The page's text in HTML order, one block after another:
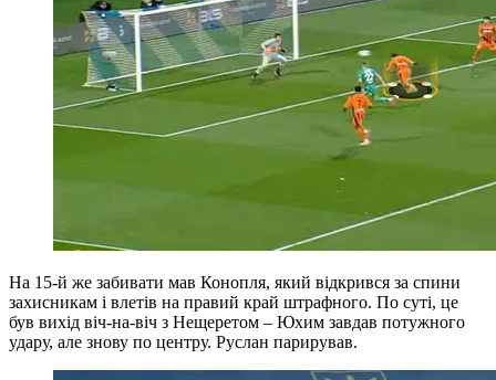
На 15-й же забивати мав Конопля, який відкрився за спини
захисникам і влетів на правий край штрафного. По суті, це
був вихід віч-на-віч з Нещеретом – Юхим завдав потужного
удару, але знову по центру. Руслан парирував.